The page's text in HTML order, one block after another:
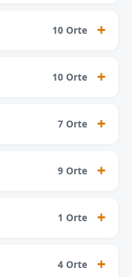
10 Orte
10 Orte
7 Orte
9 Orte
1 Orte
4 Orte